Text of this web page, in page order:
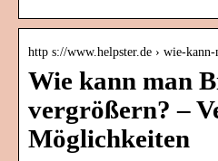
http s://www.helpster.de › wie-
Wie kann man
vergrößern? –
Möglichkeiten